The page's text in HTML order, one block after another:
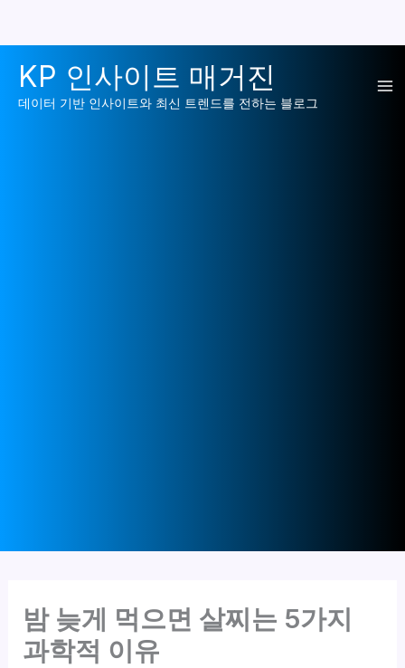
KP 인사이트 매거진
데이터 기반 인사이트와 최신 트렌드를 전하는 블로그
밤 늦게 먹으면 살찌는 5가지
과학적 이유